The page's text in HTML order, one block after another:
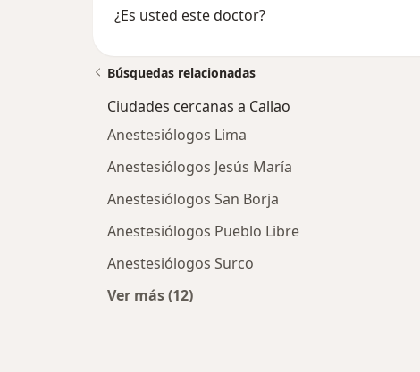
¿Es usted este doctor?
Búsquedas relacionadas
Ciudades cercanas a Callao
Anestesiólogos Lima
Anestesiólogos Jesús María
Anestesiólogos San Borja
Anestesiólogos Pueblo Libre
Anestesiólogos Surco
Ver más (12)